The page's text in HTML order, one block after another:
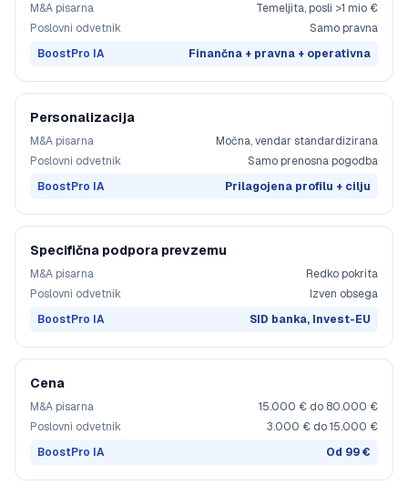
M&A pisarna
Temeljita, posli >1 mio €
Poslovni odvetnik
Samo pravna
BoostPro IA
Finančna + pravna + operativna
Personalizacija
M&A pisarna
Močna, vendar standardizirana
Poslovni odvetnik
Samo prenosna pogodba
BoostPro IA
Prilagojena profilu + cilju
Specifična podpora prevzemu
M&A pisarna
Redko pokrita
Poslovni odvetnik
Izven obsega
BoostPro IA
SID banka, Invest-EU
Cena
M&A pisarna
15.000 € do 80.000 €
Poslovni odvetnik
3.000 € do 15.000 €
BoostPro IA
Od 99 €